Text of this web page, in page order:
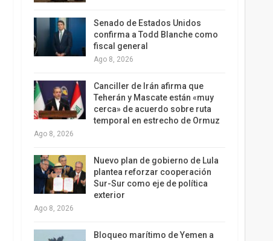
Senado de Estados Unidos
confirma a Todd Blanche como
fiscal general
Ago 8, 2026
Canciller de Irán afirma que
Teherán y Mascate están «muy
cerca» de acuerdo sobre ruta
temporal en estrecho de Ormuz
Ago 8, 2026
Nuevo plan de gobierno de Lula
plantea reforzar cooperación
Sur-Sur como eje de política
exterior
Ago 8, 2026
Bloqueo marítimo de Yemen a